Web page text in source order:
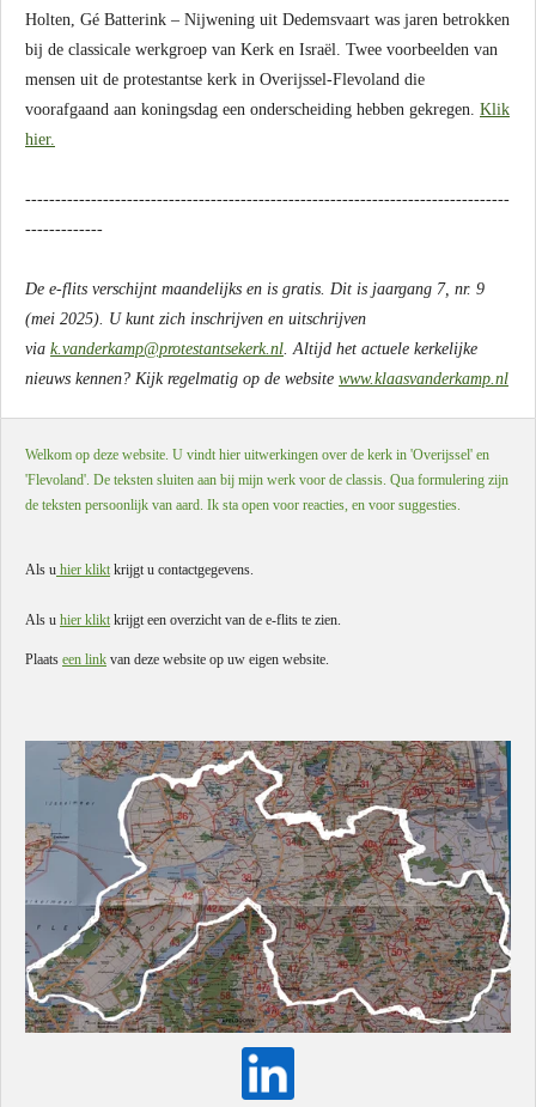
Holten, Gé Batterink – Nijwening uit Dedemsvaart was jaren betrokken
bij de classicale werkgroep van Kerk en Israël. Twee voorbeelden van
mensen uit de protestantse kerk in Overijssel-Flevoland die
voorafgaand aan koningsdag een onderscheiding hebben gekregen. Klik
hier.
---------------------------------------------------------------------------------
-------------
De e-flits verschijnt maandelijks en is gratis. Dit is jaargang 7, nr. 9
(mei 2025). U kunt zich inschrijven en uitschrijven
via k.vanderkamp@protestantsekerk.nl. Altijd het actuele kerkelijke
nieuws kennen? Kijk regelmatig op de website www.klaasvanderkamp.nl
Welkom op deze website. U vindt hier uitwerkingen over de kerk in 'Overijssel' en
'Flevoland'. De teksten sluiten aan bij mijn werk voor de classis. Qua formulering zijn
de teksten persoonlijk van aard. Ik sta open voor reacties, en voor suggesties.
Als u hier klikt krijgt u contactgegevens.
Als u hier klikt krijgt een overzicht van de e-flits te zien.
Plaats een link van deze website op uw eigen website.